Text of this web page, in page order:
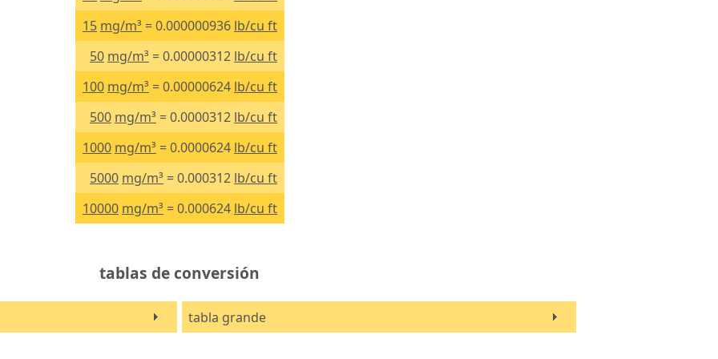
15 mg/m³ = 0.000000936 lb/cu ft
50 mg/m³ = 0.00000312 lb/cu ft
100 mg/m³ = 0.00000624 lb/cu ft
500 mg/m³ = 0.0000312 lb/cu ft
1000 mg/m³ = 0.0000624 lb/cu ft
5000 mg/m³ = 0.000312 lb/cu ft
10000 mg/m³ = 0.000624 lb/cu ft
tablas de conversión
tabla grande